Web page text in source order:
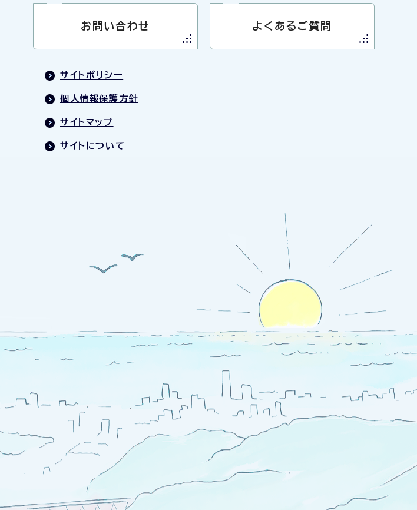
お問い合わせ よくあるご質問
サイトポリシー
個人情報保護方針
サイトマップ
サイトについて